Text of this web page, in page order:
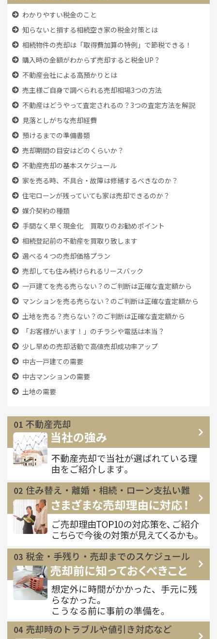
わかりやすい税金のこと
知らないと損する相続空き家の税金対策とは
相続物件の売却は「取得費加算の特例」で節税できる！
購入時の金額がわからず売却すると税金UP？
不動産会社による高預かりとは
売主様ご自身で調べられる売却相場3つの方法
不動産はどうやって査定されるの？3つの査定方法を解説
見落としがちな売却経費
預けるまでの準備書類
売却期間の目安はどのくらいか？
不動産売却の基本スケジュール
家を売る時、 不具合・故障は修繕するべきなのか？
住宅ローンが残っていても家は売却できるのか？
媒介契約の種類
手間なく早く現金化 買取りのお勧めポイント
相続登記前の不動産を買取り致します
選べる４つの売却価格プラン
売却しても住み続けられるリースバック
一戸建てを売る売らない？のご判断は正確な査定額から
マンションを売る売らない？のご判断は正確な査定額から
土地を売る？売らない？のご判断は正確な査定額から
「お客様がいます！」のチラシや電話は本当？
少し早めの売却活動で高値売却成功率アップ
中古一戸建ての需要
中古マンションの需要
土地の需要